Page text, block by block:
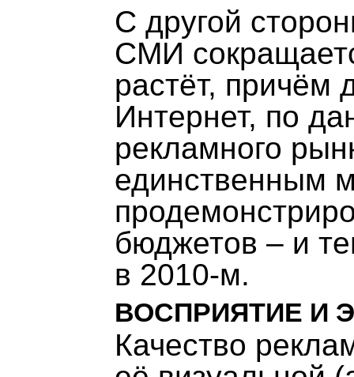
С другой
СМИ
растёт, причём
Интернет, по
рекламного
единственным
бюджетов – и
в 2010-м.
ВОСПРИЯТИЕ И
Качество